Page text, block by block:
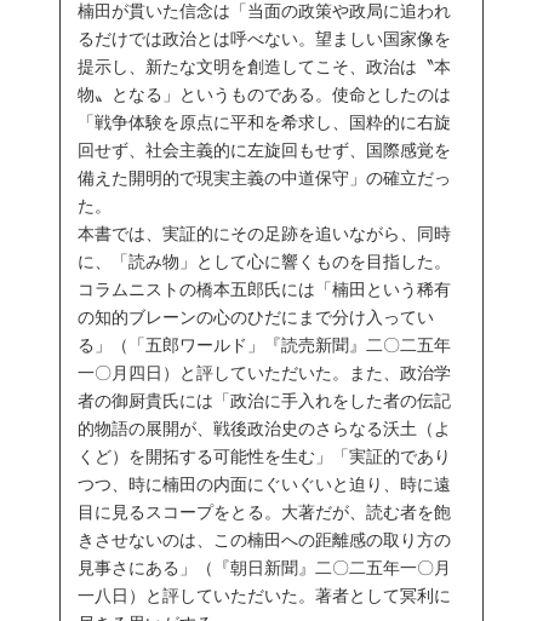
楠田が貫いた信念は「当面の政策や政局に追われ
るだけでは政治とは呼べない。望ましい国家像を
提示し、新たな文明を創造してこそ、政治は〝本
物〟となる」というものである。使命としたのは
「戦争体験を原点に平和を希求し、国粋的に右旋
回せず、社会主義的に左旋回もせず、国際感覚を
備えた開明的で現実主義の中道保守」の確立だっ
た。
本書では、実証的にその足跡を追いながら、同時
に、「読み物」として心に響くものを目指した。
コラムニストの橋本五郎氏には「楠田という稀有
の知的ブレーンの心のひだにまで分け入ってい
る」（「五郎ワールド」『読売新聞』二〇二五年
一〇月四日）と評していただいた。また、政治学
者の御厨貴氏には「政治に手入れをした者の伝記
的物語の展開が、戦後政治史のさらなる沃土（よ
くど）を開拓する可能性を生む」「実証的であり
つつ、時に楠田の内面にぐいぐいと迫り、時に遠
目に見るスコープをとる。大著だが、読む者を飽
きさせないのは、この楠田への距離感の取り方の
見事さにある」（『朝日新聞』二〇二五年一〇月
一八日）と評していただいた。著者として冥利に